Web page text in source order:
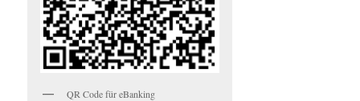
QR Code für eBanking